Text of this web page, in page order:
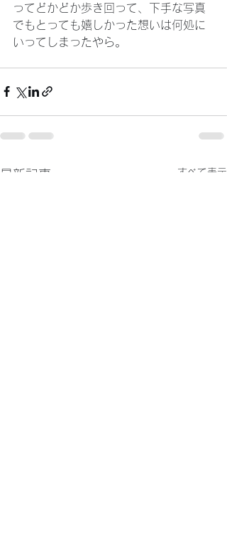
ってどかどか歩き回って、下手な写真
でもとっても嬉しかった想いは何処に
いってしまったやら。
最新記事 すべて表示